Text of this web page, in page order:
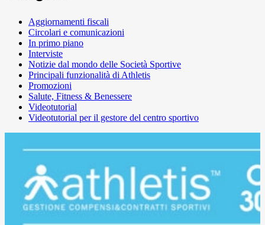
Aggiornamenti fiscali
Circolari e comunicazioni
In primo piano
Interviste
Notizie dal mondo delle Società Sportive
Principali funzionalità di Athletis
Promozioni
Salute, Fitness & Benessere
Videotutorial
Videotutorial per il gestore del centro sportivo